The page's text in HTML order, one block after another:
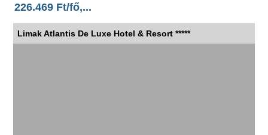
226.469 Ft/fő,...
Limak Atlantis De Luxe Hotel & Resort *****